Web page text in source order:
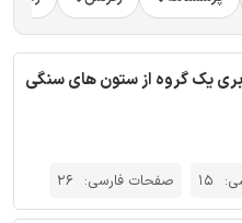
یک گروه از ستون های سنگی
15 صفحات فارسی: 26